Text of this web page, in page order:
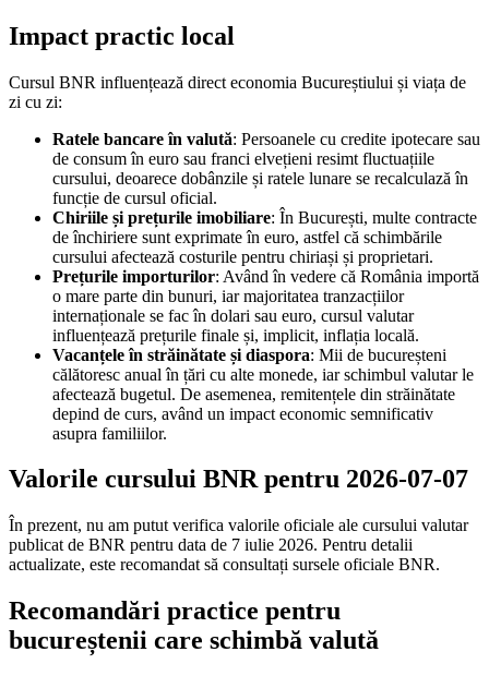
Impact practic local
Cursul BNR influențează direct economia Bucureștiului și viața de
zi cu zi:
Ratele bancare în valută: Persoanele cu credite ipotecare sau
de consum în euro sau franci elvețieni resimt fluctuațiile
cursului, deoarece dobânzile și ratele lunare se recalculază în
funcție de cursul oficial.
Chiriile și prețurile imobiliare: În București, multe contracte
de închiriere sunt exprimate în euro, astfel că schimbările
cursului afectează costurile pentru chiriași și proprietari.
Prețurile importurilor: Având în vedere că România importă
o mare parte din bunuri, iar majoritatea tranzacțiilor
internaționale se fac în dolari sau euro, cursul valutar
influențează prețurile finale și, implicit, inflația locală.
Vacanțele în străinătate și diaspora: Mii de bucureșteni
călătoresc anual în țări cu alte monede, iar schimbul valutar le
afectează bugetul. De asemenea, remitențele din străinătate
depind de curs, având un impact economic semnificativ
asupra familiilor.
Valorile cursului BNR pentru 2026-07-07
În prezent, nu am putut verifica valorile oficiale ale cursului valutar
publicat de BNR pentru data de 7 iulie 2026. Pentru detalii
actualizate, este recomandat să consultați sursele oficiale BNR.
Recomandări practice pentru
bucureștenii care schimbă valută